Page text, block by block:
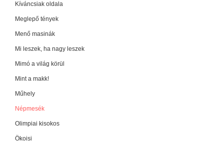
Kíváncsiak oldala
Meglepő tények
Menő masinák
Mi leszek, ha nagy leszek
Mimó a világ körül
Mint a makk!
Műhely
Népmesék
Olimpiai kisokos
Ökoisi